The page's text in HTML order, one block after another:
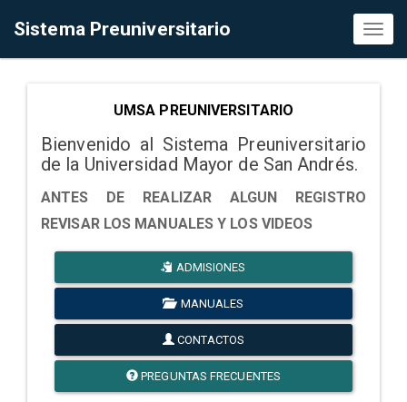
Sistema Preuniversitario
UMSA PREUNIVERSITARIO
Bienvenido al Sistema Preuniversitario
de la Universidad Mayor de San Andrés.
ANTES DE REALIZAR ALGUN REGISTRO
REVISAR LOS MANUALES Y LOS VIDEOS
ADMISIONES
MANUALES
CONTACTOS
PREGUNTAS FRECUENTES